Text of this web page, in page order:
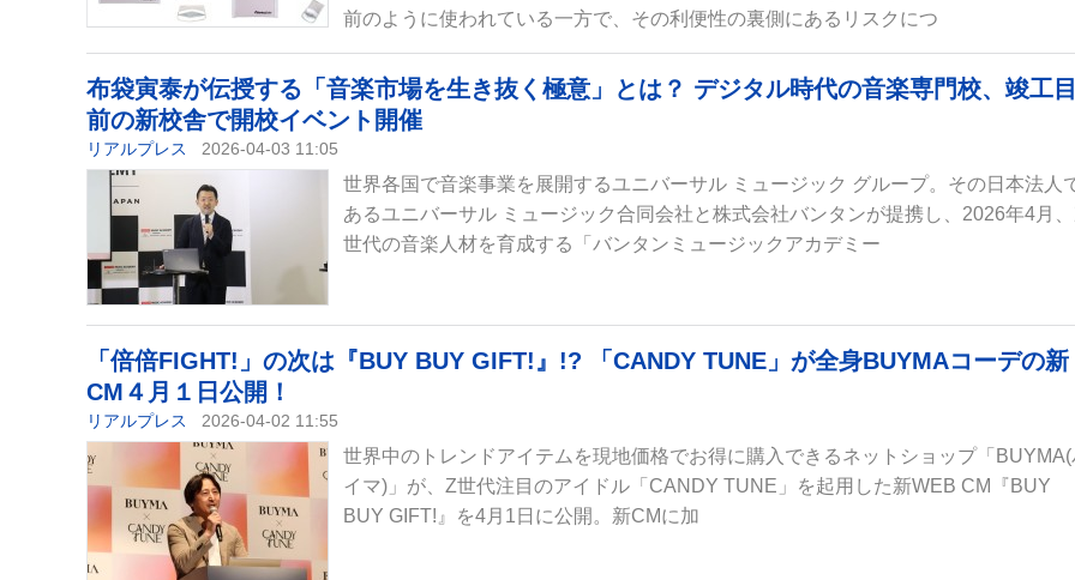
前のように使われている一方で、その利便性の裏側にあるリスクにつ
布袋寅泰が伝授する「音楽市場を生き抜く極意」とは？ デジタル時代の音楽専門校、竣工目
前の新校舎で開校イベント開催
リアルプレス 2026-04-03 11:05
世界各国で音楽事業を展開するユニバーサル ミュージック グループ。その日本法人
あるユニバーサル ミュージック合同会社と株式会社バンタンが提携し、2026年4月
世代の音楽人材を育成する「バンタンミュージックアカデミー
「倍倍FIGHT!」の次は『BUY BUY GIFT!』!? 「CANDY TUNE」が全身BUYMAコーデの新
CM４月１日公開！
リアルプレス 2026-04-02 11:55
世界中のトレンドアイテムを現地価格でお得に購入できるネットショップ「BUYMA(
イマ)」が、Z世代注目のアイドル「CANDY TUNE」を起用した新WEB CM『BUY
BUY GIFT!』を4月1日に公開。新CMに加